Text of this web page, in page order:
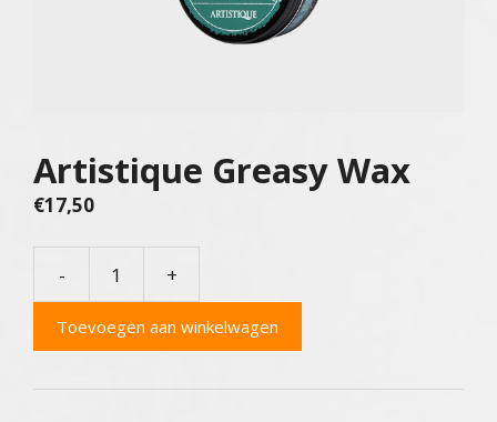
Artistique Greasy Wax
€17,50
-
Greasy
+
Toevoegen aan winkelwagen